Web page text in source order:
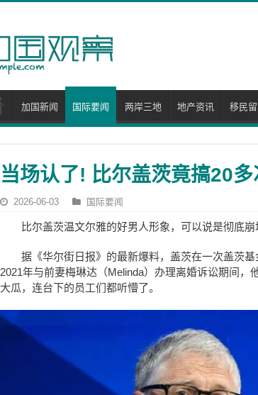
加国新闻 国际要闻 两岸三地 地产资讯 移民
当场认了! 比尔盖茨竟搞20
2026-06-03 国际要闻
比尔盖茨温文尔雅的好男人形象，可以说是彻底崩
据《华尔街日报》的最新爆料，盖茨在一次盖茨
2021年与前妻梅琳达（Melinda）办理离婚诉讼期间，
大瓜，连台下的员工们都听懵了。